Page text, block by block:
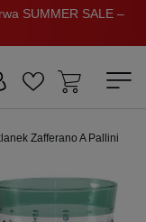
SUMMER SALE –
Zafferano A Pallini 4